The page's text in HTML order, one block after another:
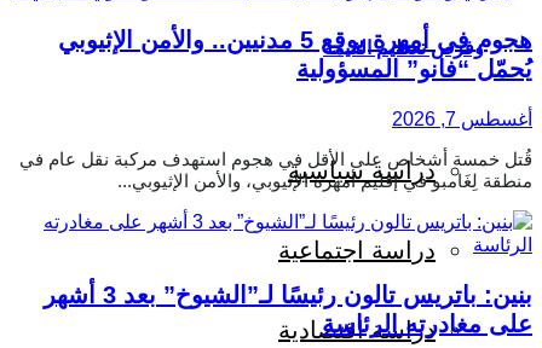
وفرص تعظيم القيمة
دراسة سياسية
دراسة اجتماعية
دراسة اقتصادية
هجوم في أمهرة يوقع 5 مدنيين.. والأمن الإثيوبي
يُحمّل “فانو” المسؤولية
أغسطس 7, 2026
قُتل خمسة أشخاص على الأقل في هجوم استهدف مركبة نقل عام في
منطقة لِغَامبو في إقليم أمهرة الإثيوبي، والأمن الإثيوبي...
بنين: باتريس تالون رئيسًا لـ”الشيوخ” بعد 3 أشهر
على مغادرته الرئاسة